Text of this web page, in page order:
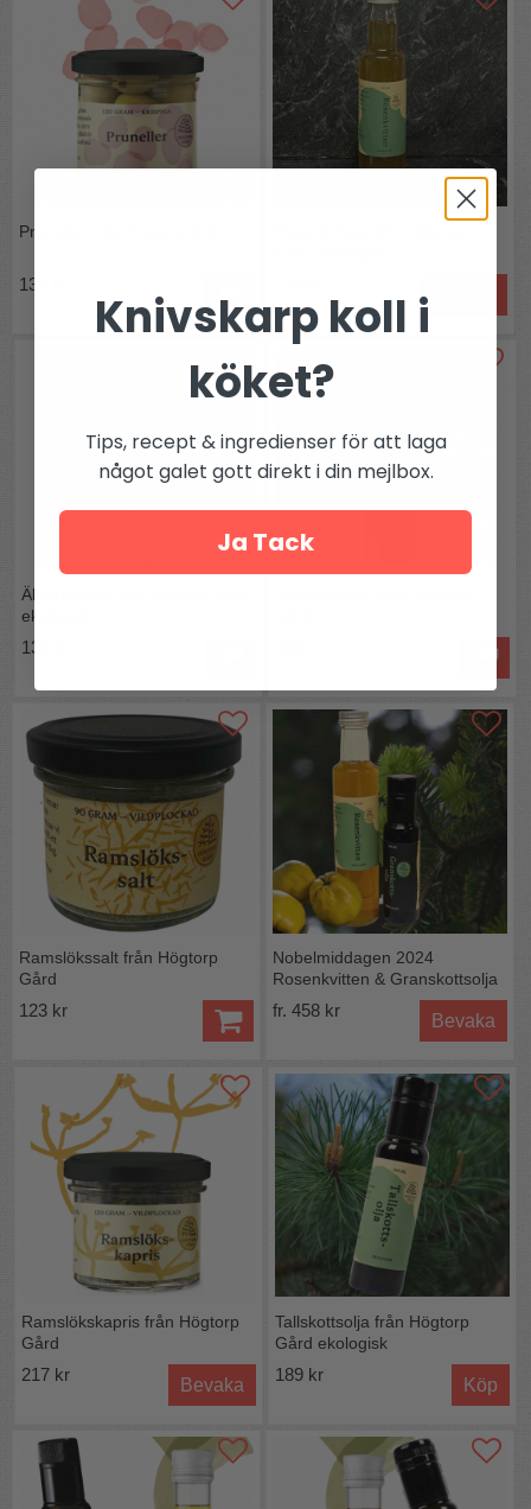
Pruneller från Högtorp Gård
139 kr
Älgörtssirap från Högtorp Gård
ekologisk
135 kr
Ramslökssalt från Högtorp
Gård
123 kr
Nobelmiddagen 2024
Rosenkvitten & Granskottsolja
Eko
fr. 458 kr
Bevaka
Ramslökskapris från Högtorp
Gård
217 kr
Bevaka
Tallskottsolja från Högtorp
Gård ekologisk
189 kr
Köp
Knivskarp koll i
köket?
Tips, recept & ingredienser för att laga
något galet gott direkt i din mejlbox.
Ja Tack